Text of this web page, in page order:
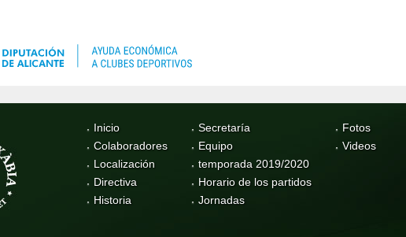
Inicio
Colaboradores
Localización
Directiva
Historia
Secretaría
Equipo
temporada 2019/2020
Horario de los partidos
Jornadas
Fotos
Videos